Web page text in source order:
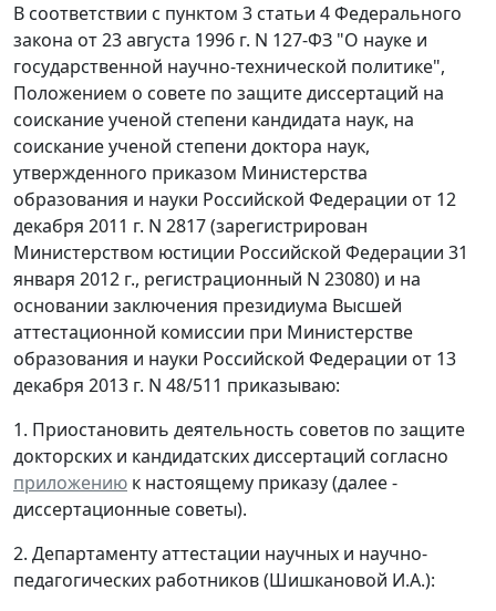
В соответствии с пунктом 3 статьи 4 Федерального
закона от 23 августа 1996 г. N 127-ФЗ "О науке и
государственной научно-технической политике",
Положением о совете по защите диссертаций на
соискание ученой степени кандидата наук, на
соискание ученой степени доктора наук,
утвержденного приказом Министерства
образования и науки Российской Федерации от 12
декабря 2011 г. N 2817 (зарегистрирован
Министерством юстиции Российской Федерации 31
января 2012 г., регистрационный N 23080) и на
основании заключения президиума Высшей
аттестационной комиссии при Министерстве
образования и науки Российской Федерации от 13
декабря 2013 г. N 48/511 приказываю:
1. Приостановить деятельность советов по защите
докторских и кандидатских диссертаций согласно
приложению к настоящему приказу (далее -
диссертационные советы).
2. Департаменту аттестации научных и научно-
педагогических работников (Шишкановой И.А.):